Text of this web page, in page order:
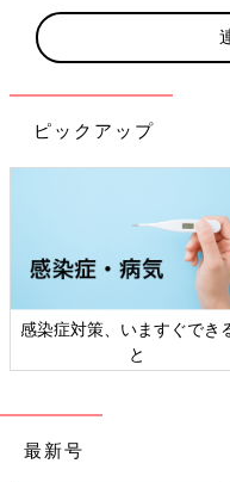
ピックアップ
感染症対策、いますぐでき
と
最新号